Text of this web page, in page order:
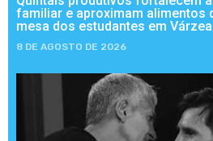
familiar e aproximam alimentos
mesa dos estudantes em
8 DE AGOSTO DE 2026